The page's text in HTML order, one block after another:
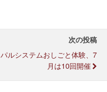
次の投稿
パルシステムおしごと体験、7
月は10回開催